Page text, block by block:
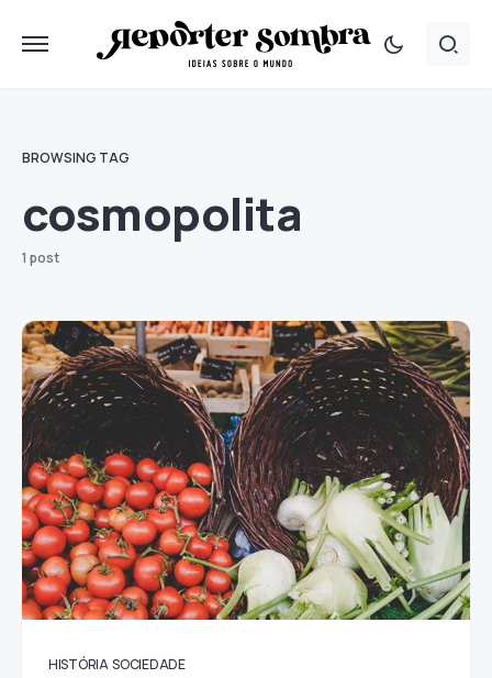
BROWSING TAG
cosmopolita
1 post
HISTÓRIA SOCIEDADE